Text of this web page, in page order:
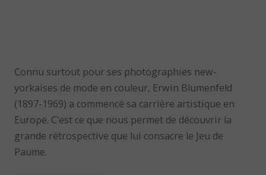
Connu surtout pour ses photographies new-
yorkaises de mode en couleur, Erwin Blumenfeld
(1897-1969) a commencé sa carrière artistique en
Europe. C’est ce que nous permet de découvrir la
grande rétrospective que lui consacre le Jeu de
Paume.